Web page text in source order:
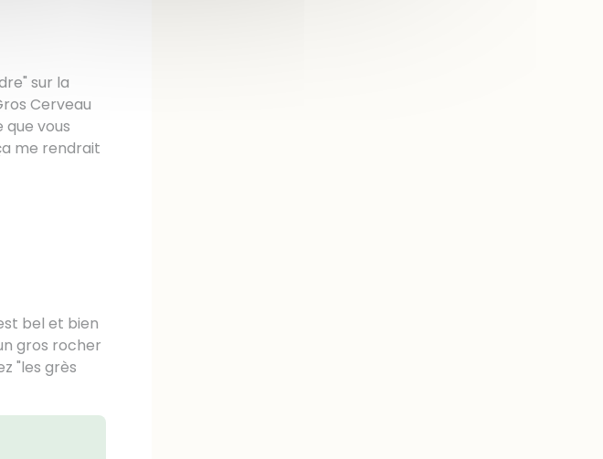
sur la
Cerveau
que vous
me rendrait
bel et bien
gros rocher
"les grès